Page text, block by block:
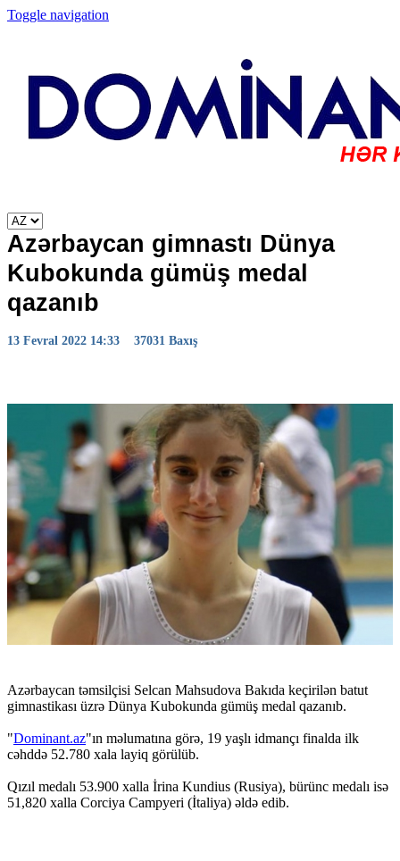
Toggle navigation
Azərbaycan gimnastı Dünya
Kubokunda gümüş medal
qazanıb
13 Fevral 2022 14:33 37031 Baxış
Azərbaycan təmsilçisi Selcan Mahsudova Bakıda keçirilən batut
gimnastikası üzrə Dünya Kubokunda gümüş medal qazanıb.
"Dominant.az"ın məlumatına görə, 19 yaşlı idmançı finalda ilk
cəhddə 52.780 xala layiq görülüb.
Qızıl medalı 53.900 xalla İrina Kundius (Rusiya), bürünc medalı isə
51,820 xalla Corciya Campyeri (İtaliya) əldə edib.